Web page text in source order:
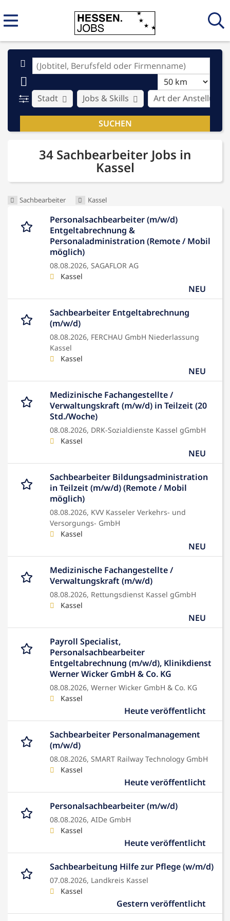
Stadt Art der Anstellung
Jobs & Skills
34 Sachbearbeiter Jobs in
Kassel
Sachbearbeiter Kassel
Personalsachbearbeiter (m/w/d)
Entgeltabrechnung &
Personaladministration (Remote / Mobil
möglich)
08.08.2026, SAGAFLOR AG
Kassel
NEU
Sachbearbeiter Entgeltabrechnung
(m/w/d)
08.08.2026, FERCHAU GmbH Niederlassung
Kassel
Kassel
NEU
Medizinische Fachangestellte /
Verwaltungskraft (m/w/d) in Teilzeit (20
Std./Woche)
08.08.2026, DRK-Sozialdienste Kassel gGmbH
Kassel
NEU
Sachbearbeiter Bildungsadministration
in Teilzeit (m/w/d) (Remote / Mobil
möglich)
08.08.2026, KVV Kasseler Verkehrs- und
Versorgungs- GmbH
Kassel
NEU
Medizinische Fachangestellte /
Verwaltungskraft (m/w/d)
08.08.2026, Rettungsdienst Kassel gGmbH
Kassel
NEU
Payroll Specialist,
Personalsachbearbeiter
Entgeltabrechnung (m/w/d), Klinikdienst
Werner Wicker GmbH & Co. KG
08.08.2026, Werner Wicker GmbH & Co. KG
Kassel
Heute veröffentlicht
Sachbearbeiter Personalmanagement
(m/w/d)
08.08.2026, SMART Railway Technology GmbH
Kassel
Heute veröffentlicht
Personalsachbearbeiter (m/w/d)
08.08.2026, AIDe GmbH
Kassel
Heute veröffentlicht
Sachbearbeitung Hilfe zur Pflege (w/m/d)
07.08.2026, Landkreis Kassel
Kassel
Gestern veröffentlicht